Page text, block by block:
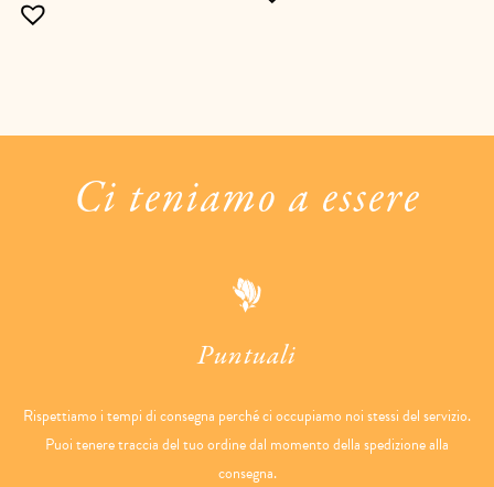
Ci teniamo a essere
Puntuali
Rispettiamo i tempi di consegna perché ci occupiamo noi stessi del servizio.
Puoi tenere traccia del tuo ordine dal momento della spedizione alla
consegna.